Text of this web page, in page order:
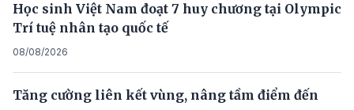
Học sinh Việt Nam đoạt 7 huy chương tại Olympic
Trí tuệ nhân tạo quốc tế
08/08/2026
Tăng cường liên kết vùng, nâng tầm điểm đến